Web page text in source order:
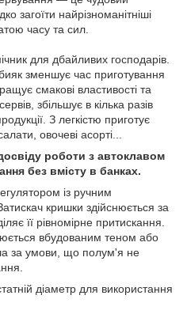
загоїти найрізноманітніші
часу та сил.
для дбайливих господарів.
зменшує час приготування
смакові властивості та
збільшує в кілька разів
З легкістю приготує
овочеві асорті...
роботи з автоклавом
без вмісту в банках.
із ручним
кришки здійснюється за
її рівномірне притискання.
вбудованим теном або
за умови, що полум'я не
діаметр для використання